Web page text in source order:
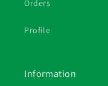
Orders
Profile
Information